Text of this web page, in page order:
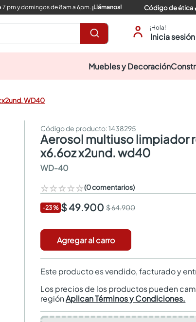
7 pm y domingos de 8am a 6pm.¡Llámanos! Código de ética
¡Hola!
Inicia
Muebles y Decoración
WD40
:1438295
aerosol multiuso limpiador restaurador
x6.6oz x2und. wd40
WD-40
☆☆☆☆☆(0 comentarios)
-23% $ 49.900 $ 64.900
Agregar al carro
Este producto es vendido, facturado y
Los precios de los productos pueden
regiónAplican Términos y Condiciones.